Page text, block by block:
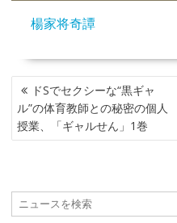
楊家将奇譚
投
稿
ナ
ビ
シ
ョ
ドSでセクシーな“黒ギャ
ル”の体育教師との秘密の個人
授業、「ギャルせん」1巻